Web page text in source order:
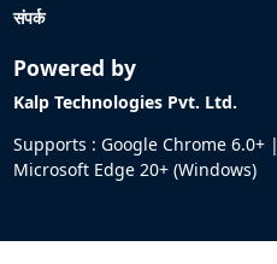
संपर्क
Powered by
Kalp Technologies Pvt. Ltd.
Supports : Google Chrome 6.0+ |
Microsoft Edge 20+ (Windows)